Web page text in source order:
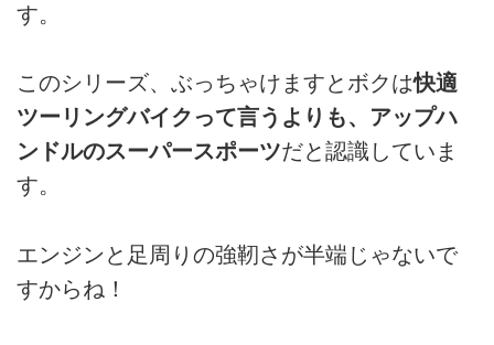
す。
このシリーズ、ぶっちゃけますとボクは快適
ツーリングバイクって言うよりも、アップハ
ンドルのスーパースポーツだと認識していま
す。
エンジンと足周りの強靭さが半端じゃないで
すからね！